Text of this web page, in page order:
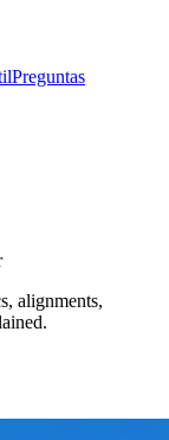
Preguntas
alignments,